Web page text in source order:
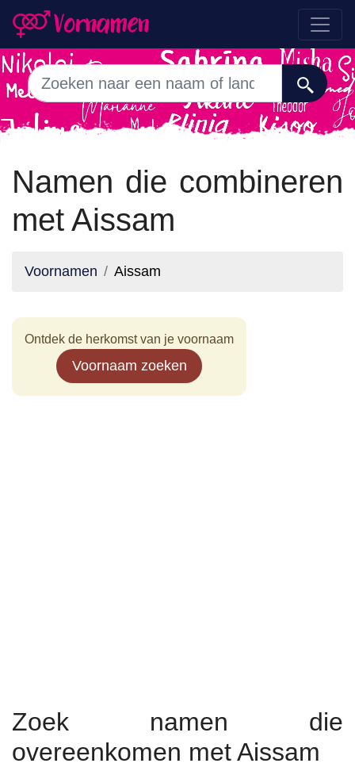
Namen die combineren
met Aissam
Voornamen Aissam
Ontdek de herkomst van je voornaam
Voornaam zoeken
Zoek namen die
overeenkomen met Aissam